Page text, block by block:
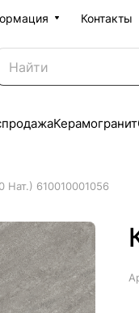
Контакты
Керамогранит
Нат.) 610010001056